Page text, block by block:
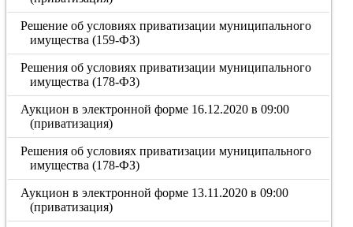
Решение об условиях приватизации муниципального
имущества (159-ФЗ)
Решения об условиях приватизации муниципального
имущества (178-ФЗ)
Аукцион в электронной форме 16.12.2020 в 09:00
(приватизация)
Решения об условиях приватизации муниципального
имущества (178-ФЗ)
Аукцион в электронной форме 13.11.2020 в 09:00
(приватизация)